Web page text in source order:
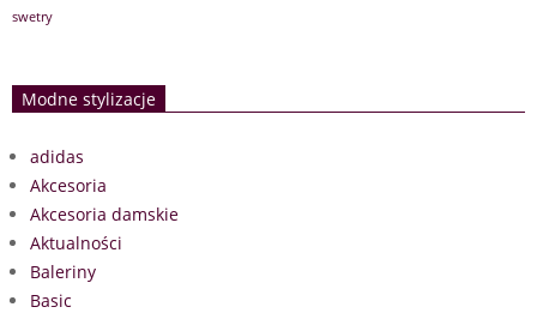
swetry
Modne stylizacje
adidas
Akcesoria
Akcesoria damskie
Aktualności
Baleriny
Basic